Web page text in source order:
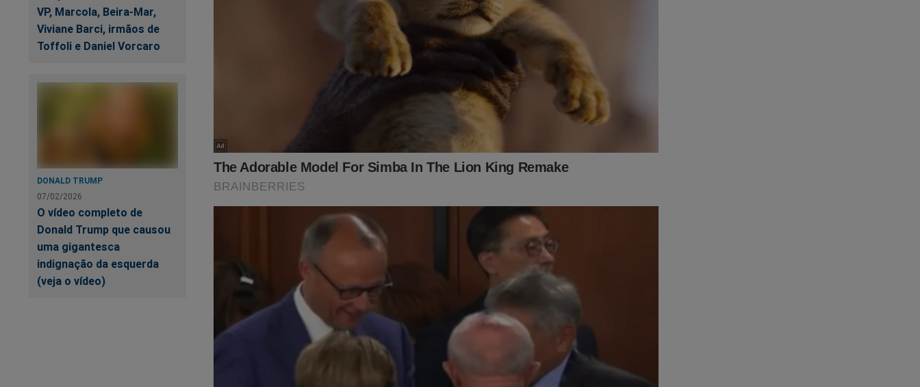
VP, Marcola, Beira-Mar,
Viviane Barci, irmãos de
Toffoli e Daniel Vorcaro
DONALD TRUMP
07/02/2026
O vídeo completo de
Donald Trump que causou
uma gigantesca
indignação da esquerda
(veja o vídeo)